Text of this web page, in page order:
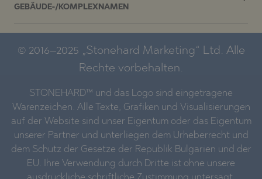
GEBÄUDE-/KOMPLEXNAMEN
© 2016–2025 „Stonehard Marketing“ Ltd. Alle
Rechte vorbehalten.
STONEHARD™ und das Logo sind eingetragene
Warenzeichen. Alle Texte, Grafiken und Visualisierungen
auf der Website sind unser Eigentum oder das Eigentum
unserer Partner und unterliegen dem Urheberrecht und
dem Schutz der Gesetze der Republik Bulgarien und der
EU. Ihre Verwendung durch Dritte ist ohne unsere